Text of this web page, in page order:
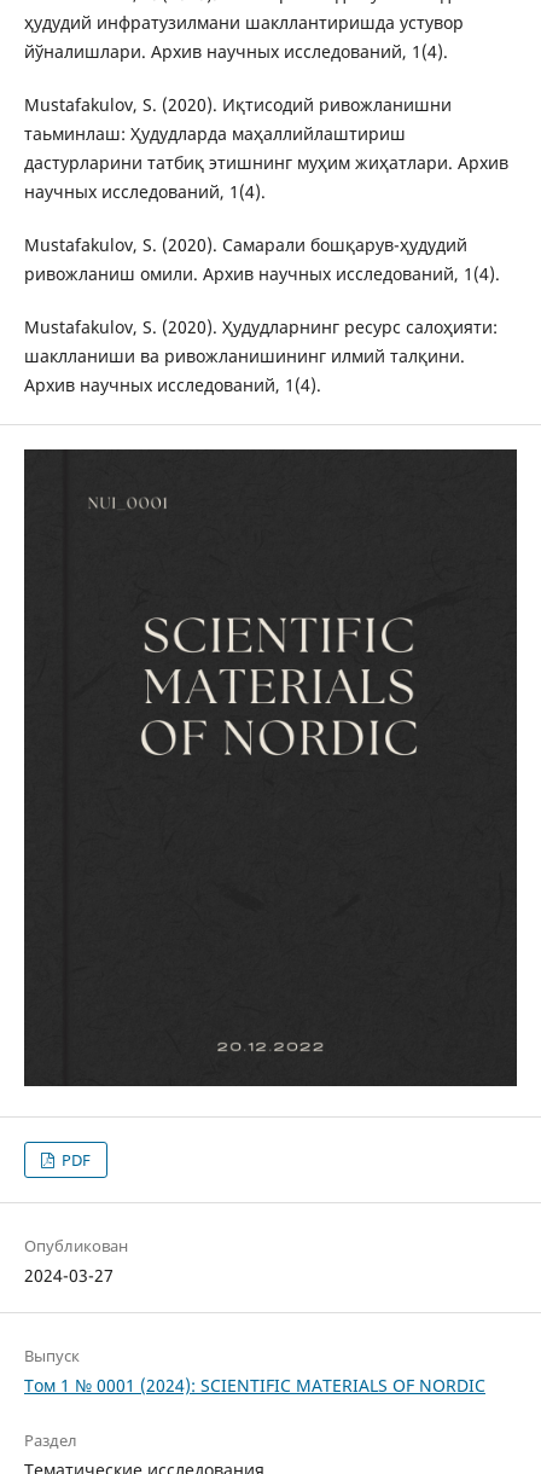
ҳудудий инфратузилмани шакллантиришда устувор
йўналишлари. Архив научных исследований, 1(4).
Mustafakulov, S. (2020). Иқтисодий ривожланишни
таьминлаш: Ҳудудларда маҳаллийлаштириш
дастурларини татбиқ этишнинг муҳим жиҳатлари. Архив
научных исследований, 1(4).
Mustafakulov, S. (2020). Самарали бошқарув-ҳудудий
ривожланиш омили. Архив научных исследований, 1(4).
Mustafakulov, S. (2020). Ҳудудларнинг ресурс салоҳияти:
шаклланиши ва ривожланишининг илмий талқини.
Архив научных исследований, 1(4).
PDF
Опубликован
2024-03-27
Выпуск
Том 1 № 0001 (2024): SCIENTIFIC MATERIALS OF NORDIC
Раздел